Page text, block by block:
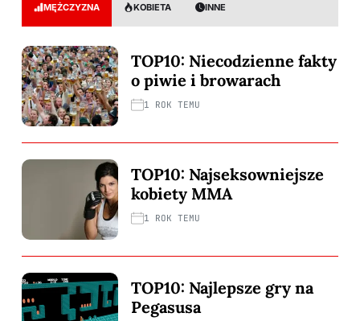
MĘŻCZYZNA KOBIETA INNE
TOP10: Niecodzienne fakty
o piwie i browarach
1 ROK TEMU
TOP10: Najseksowniejsze
kobiety MMA
1 ROK TEMU
TOP10: Najlepsze gry na
Pegasusa